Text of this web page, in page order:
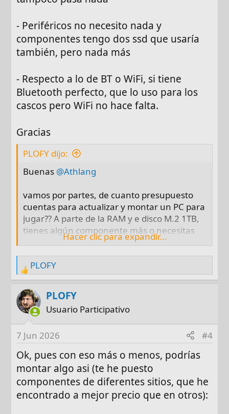
- Periféricos no necesito nada y
componentes tengo dos ssd que usaría
también, pero nada más
- Respecto a lo de BT o WiFi, si tiene
Bluetooth perfecto, que lo uso para los
cascos pero WiFi no hace falta.
Gracias
PLOFY dijo:
Buenas @Athlang
vamos por partes, de cuanto presupuesto
cuentas para actualizar y montar un PC para
jugar?? A parte de la RAM y e disco M.2 1TB,
tienes algún componente más o necesitas
algún periférico, necesitas que tenga WIfi o
BT??
Hacer clic para expandir...
R
e
a
c
o
n
s
PLOFY
PLOFY
Usuario Participativo
7 Jun 2026 #4
Ok, pues con eso más o menos, podrías
montar algo asi (te he puesto
componentes de diferentes sitios, que he
encontrado a mejor precio que en otros):